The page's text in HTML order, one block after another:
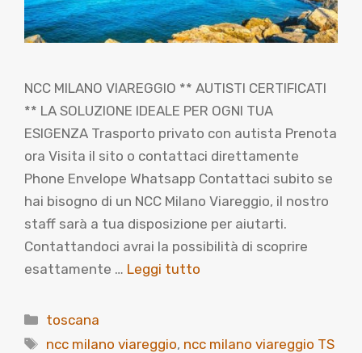
NCC MILANO VIAREGGIO ** AUTISTI CERTIFICATI
** LA SOLUZIONE IDEALE PER OGNI TUA
ESIGENZA Trasporto privato con autista Prenota
ora Visita il sito o contattaci direttamente
Phone Envelope Whatsapp Contattaci subito se
hai bisogno di un NCC Milano Viareggio, il nostro
staff sarà a tua disposizione per aiutarti.
Contattandoci avrai la possibilità di scoprire
esattamente … Leggi tutto
Categorie
toscana
Tag
ncc milano viareggio, ncc milano viareggio TS